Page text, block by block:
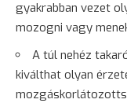
gyakrabban vezet
mozogni vagy
A túl nehéz
kiválthat olyan